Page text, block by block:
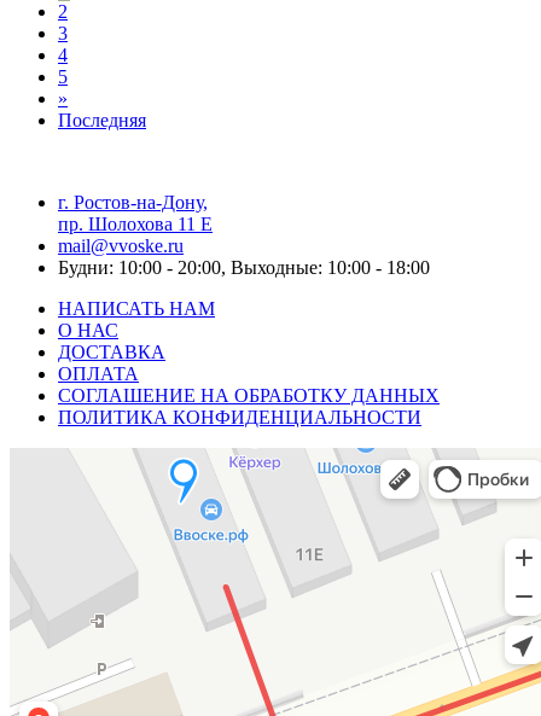
2
3
4
5
»
Последняя
г. Ростов-на-Дону,
пр. Шолохова 11 Е
mail@vvoske.ru
Будни: 10:00 - 20:00, Выходные: 10:00 - 18:00
НАПИСАТЬ НАМ
О НАС
ДОСТАВКА
ОПЛАТА
СОГЛАШЕНИЕ НА ОБРАБОТКУ ДАННЫХ
ПОЛИТИКА КОНФИДЕНЦИАЛЬНОСТИ